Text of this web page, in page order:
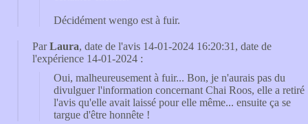
Décidément wengo est à fuir.
ParLaura, date de l'avis 14-01-2024 16:20:31, date de
l'expérience 14-01-2024 :
Oui, malheureusement à fuir... Bon, je n'aurais pas du
divulguer l'information concernant Chai Roos, elle a retiré
l'avis qu'elle avait laissé pour elle même... ensuite ça se
targue d'être honnête !